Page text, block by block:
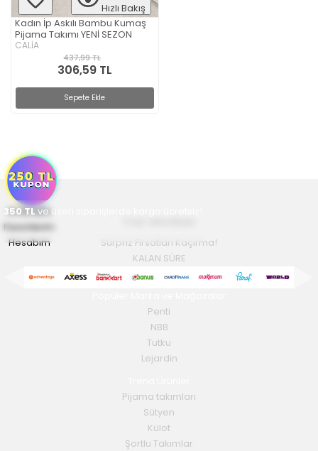
Hızlı Bakış
Kadın İp Askılı Bambu Kumaş
Pijama Takımı YENİ SEZON
CALİA
437,99 TL
306,59 TL
Sepete Ekle
350 TLve üzeri siparişlerde kargo ücretsiz!
Anasayfa
Favorilerim
Hesabım
Yaz Modası
Sürpriz Fırsatları Kaçırma!
KALAN SÜRE
Penti
NBB
Tutku
Lejardin
Pijama takımları
Sütyen
Külot
Şortlu Takımlar